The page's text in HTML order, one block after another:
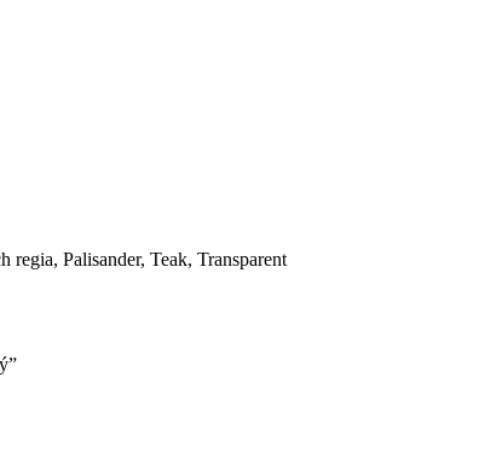
Palisander, Teak, Transparent